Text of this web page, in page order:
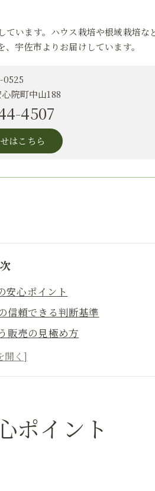
います。ハウス栽培や根域栽培
宇佐市よりお届けしています。
0525
院町中山188
4507
はこちら
安心ポイント
信頼できる判断基準
販売の見極め方
するための注意点
ぶどう販売のコツ
販売を活用するメリット
コツ
い農薬や保存状態
ポイント